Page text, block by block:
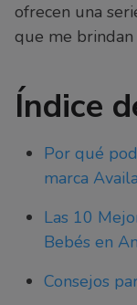
ofrecen una
que me
Índice
Por qué
marca
Las 10
Bebés en
Consejos